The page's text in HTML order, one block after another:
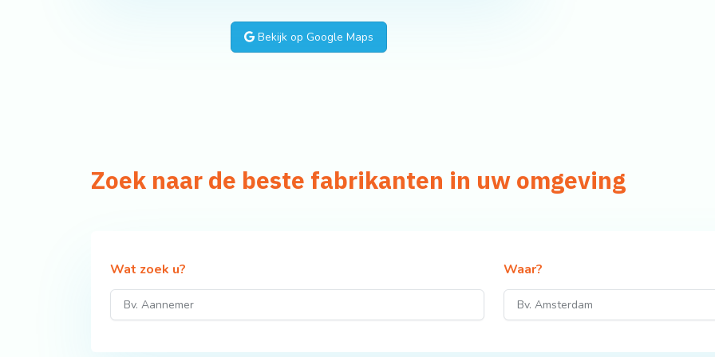
Bekijk op Google Maps
Zoek naar de beste fabrikanten in uw omgeving
Wat zoek u? Waar?